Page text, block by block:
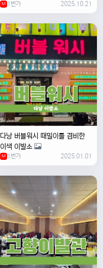
M 1번가 2025.10.21
다낭 버블워시 때밀이를 겸비한
이색 이발소
M 1번가 2025.01.01